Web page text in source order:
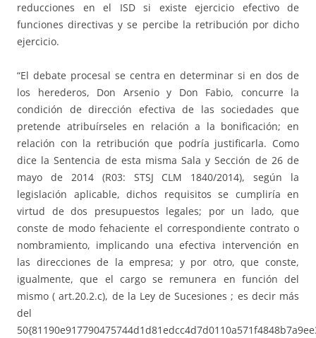
reducciones en el ISD si existe ejercicio efectivo de
funciones directivas y se percibe la retribución por dicho
ejercicio.
“El debate procesal se centra en determinar si en dos de
los herederos, Don Arsenio y Don Fabio, concurre la
condición de dirección efectiva de las sociedades que
pretende atribuírseles en relación a la bonificación; en
relación con la retribución que podría justificarla. Como
dice la Sentencia de esta misma Sala y Sección de 26 de
mayo de 2014 (R03: STSJ CLM 1840/2014), según la
legislación aplicable, dichos requisitos se cumpliría en
virtud de dos presupuestos legales; por un lado, que
conste de modo fehaciente el correspondiente contrato o
nombramiento, implicando una efectiva intervención en
las direcciones de la empresa; y por otro, que conste,
igualmente, que el cargo se remunera en función del
mismo ( art.20.2.c), de la Ley de Sucesiones ; es decir más
del